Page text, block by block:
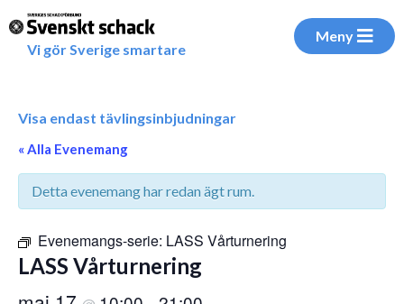
Vi gör Sverige smartare
Meny
Visa endast tävlingsinbjudningar
« Alla Evenemang
Detta evenemang har redan ägt rum.
Evenemangs-serie: LASS Vårturnering
LASS Vårturnering